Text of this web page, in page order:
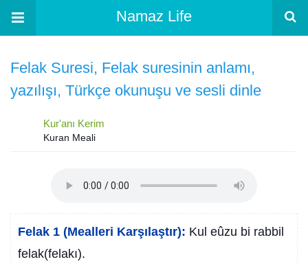
Namaz Life
Felak Suresi, Felak suresinin anlamı,
yazılışı, Türkçe okunuşu ve sesli dinle
Kur'anı Kerim
Kuran Meali
Felak 1 (Mealleri Karşılaştır): Kul eûzu bi rabbil
felak(felakı).